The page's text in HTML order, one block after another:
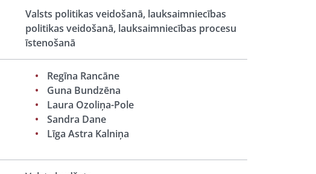
Valsts politikas veidošanā, lauksaimniecības
politikas veidošanā, lauksaimniecības procesu
īstenošanā
Regīna Rancāne
Guna Bundzēna
Laura Ozoliņa-Pole
Sandra Dane
Līga Astra Kalniņa